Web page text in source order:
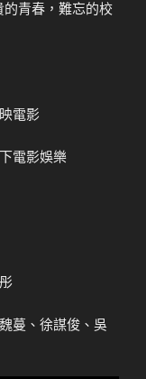
青春，難忘的校
電影
電影娛樂
蔓、徐謀俊、吳